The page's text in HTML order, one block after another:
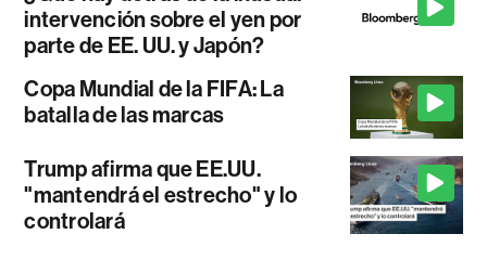
intervención sobre el yen por
parte de EE. UU. y Japón?
Copa Mundial de la FIFA: La
batalla de las marcas
Trump afirma que EE.UU.
"mantendrá el estrecho" y lo
controlará